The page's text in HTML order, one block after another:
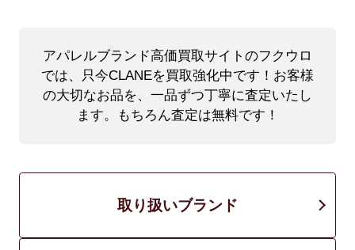
アパレルブランド高価買取サイトのフクウロ
では、只今CLANEを買取強化中です！ お客様
の大切なお品を、一品ずつ丁寧に査定いたし
ます。もちろん査定は無料です！
取り扱いブランド